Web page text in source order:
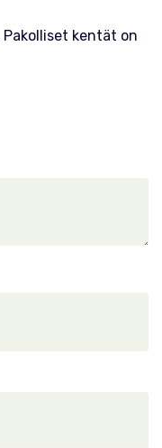
Pakolliset kentät on